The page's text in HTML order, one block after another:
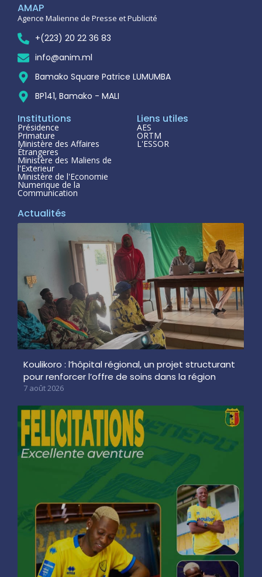
AMAP
Agence Malienne de Presse et Publicité
+(223) 20 22 36 83
info@anim.ml
Bamako Square Patrice LUMUMBA
BP141, Bamako - MALI
Institutions
Présidence
Primature
Ministère des Affaires
Étrangeres
Ministère des Maliens de
l'Exterieur
Ministère de l'Economie
Numerique de la
Communication
Liens utiles
AES
ORTM
L'ESSOR
Actualités
Koulikoro : l’hôpital régional, un projet structurant
pour renforcer l’offre de soins dans la région
7 août 2026